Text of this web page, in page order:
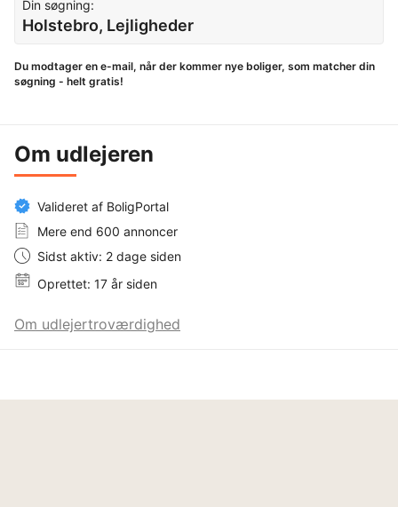
Din søgning:
Holstebro, Lejligheder
Du modtager en e-mail, når der kommer nye boliger, som matcher din
søgning - helt gratis!
Om udlejeren
Valideret af BoligPortal
Mere end 600 annoncer
Sidst aktiv: 2 dage siden
Oprettet: 17 år siden
Om udlejertroværdighed